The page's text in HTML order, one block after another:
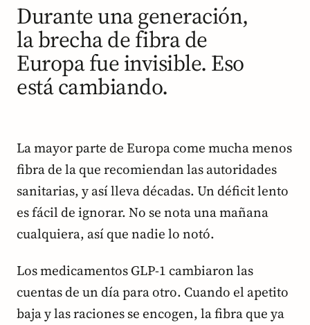
Durante una generación,
la brecha de fibra de
Europa fue invisible. Eso
está cambiando.
La mayor parte de Europa come mucha menos
fibra de la que recomiendan las autoridades
sanitarias, y así lleva décadas. Un déficit lento
es fácil de ignorar. No se nota una mañana
cualquiera, así que nadie lo notó.
Los medicamentos GLP-1 cambiaron las
cuentas de un día para otro. Cuando el apetito
baja y las raciones se encogen, la fibra que ya